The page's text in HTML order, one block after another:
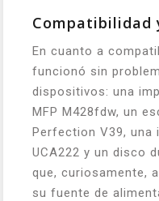
Compatibilidad
En cuanto a
funcionó sin
dispositivos: una
MFP M428fdw, un
Perfection V39, una
UCA222 y un disco
que, curiosamente,
su fuente de